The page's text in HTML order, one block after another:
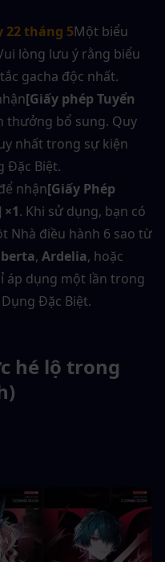
22 tháng 5Một biểu
lòng lưu ý rằng biểu
gacha độc nhất.
[Giấy phép Tuyển
thưởng bổ sung. Quy
nhất trong sự kiện
Đặc Biệt.
nhận[Giấy Phép
. Khi sử dụng, bạn có
Nhà điều hành 6 sao từ
, Ardelia
áp dụng một lần trong
Đặc Biệt.
hé lộ trong